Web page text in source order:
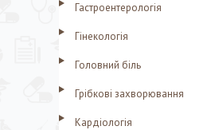
Гастроентерологія
Гінекологія
Головний біль
Грібкові захворювання
Кардіологія